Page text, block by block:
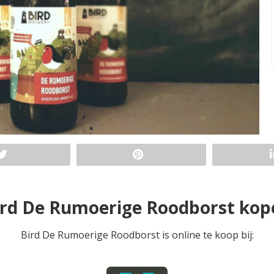
De Rumoerige Roodborst
Bird De Rumoerige Roodborst is online te koop bij: